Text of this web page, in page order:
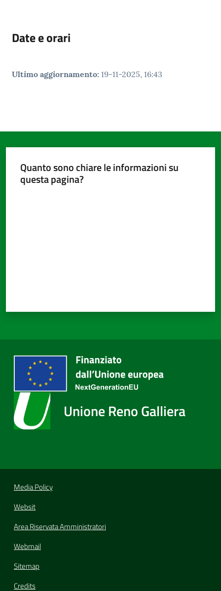
Date e orari
Ultimo aggiornamento: 19-11-2025, 16:43
Quanto sono chiare le informazioni su
questa pagina?
Unione Reno Galliera
Media Policy
Websit
Area Riservata Amministratori
Webmail
Sitemap
Credits